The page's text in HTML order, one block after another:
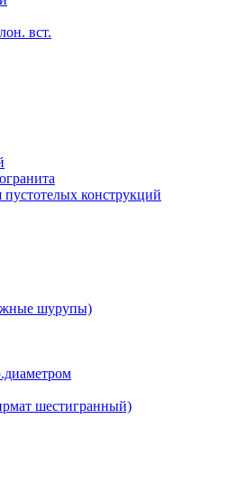
вст.
конструкций
шурупы)
шестигранный)